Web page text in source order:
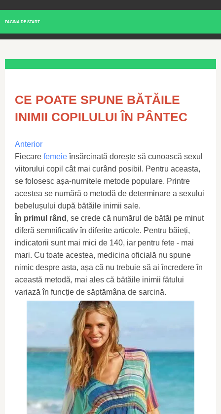
PAGINA DE START
CE POATE SPUNE BĂTĂILE
INIMII COPILULUI ÎN PÂNTEC
Anterior
Fiecare femeieînsărcinată dorește să cunoască sexul
viitorului copil cât mai curând posibil. Pentru aceasta,
se folosesc așa-numitele metode populare. Printre
acestea se numără o metodă de determinare a sexului
bebelușului după bătăile inimii sale.
În primul rând , se crede că numărul de bătăi pe minut
diferă semnificativ în diferite articole. Pentru băieți,
indicatorii sunt mai mici de 140, iar pentru fete - mai
mari. Cu toate acestea, medicina oficială nu spune
nimic despre asta, așa că nu trebuie să ai încredere în
această metodă, mai ales că bătăile inimii fătului
variază în funcție de săptămâna de sarcină.